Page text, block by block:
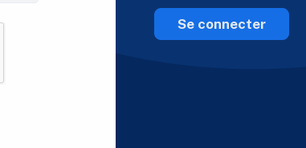
Se connecter